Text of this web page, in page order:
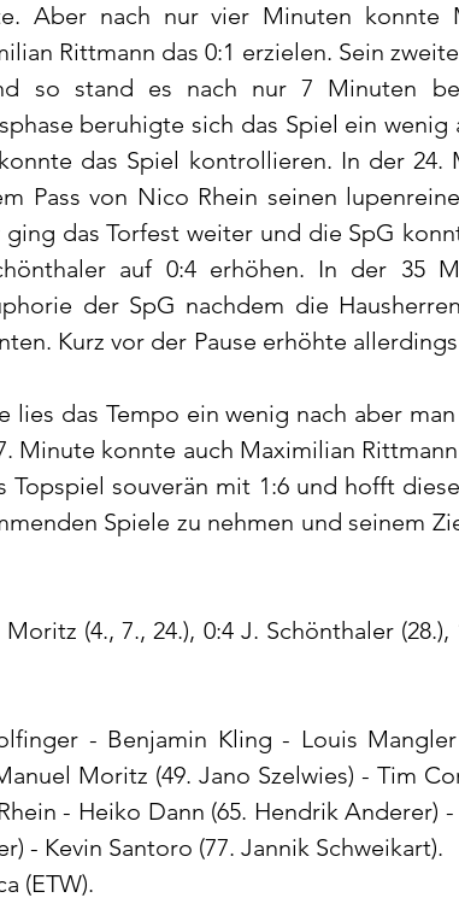
Aber nach nur vier Minuten konnte
Rittmann das 0:1 erzielen. Sein
so stand es nach nur 7 Minuten
beruhigte sich das Spiel ein
das Spiel kontrollieren. In der 24.
Pass von Nico Rhein seinen
das Torfest weiter und die SpG
auf 0:4 erhöhen. In der 35
der SpG nachdem die
Kurz vor der Pause erhöhte
lies das Tempo ein wenig nach aber
Minute konnte auch Maximilian
Topspiel souverän mit 1:6 und hofft
Spiele zu nehmen und seinem
(4., 7., 24.), 0:4 J. Schönthaler (28.),
- Benjamin Kling - Louis
Moritz (49. Jano Szelwies) - Tim
- Heiko Dann (65. Hendrik Anderer)
- Kevin Santoro (77. Jannik Schweikart).
(ETW).